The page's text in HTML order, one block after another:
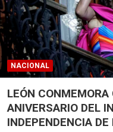
NACIONAL
LEÓN
ANIVERSARIO DEL
INDEPENDENCIA DE